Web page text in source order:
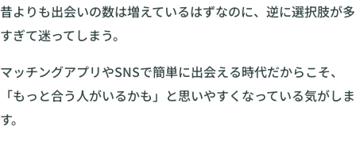
昔よりも出会いの数は増えているはずなのに、逆に選択肢が多
すぎて迷ってしまう。
マッチングアプリやSNSで簡単に出会える時代だからこそ、
「もっと合う人がいるかも」と思いやすくなっている気がしま
す。